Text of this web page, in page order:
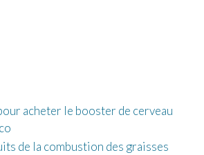
acheter le booster de cerveau
de la combustion des graisses